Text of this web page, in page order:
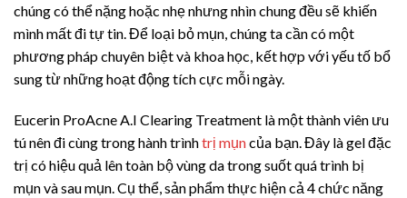
chúng có thể nặng hoặc nhẹ nhưng nhìn chung đều sẽ khiến
mình mất đi tự tin. Để loại bỏ mụn, chúng ta cần có một
phương pháp chuyên biệt và khoa học, kết hợp với yếu tố bổ
sung từ những hoạt động tích cực mỗi ngày.
Eucerin ProAcne A.I Clearing Treatment là một thành viên ưu
tú nên đi cùng trong hành trìnhtrị mụncủa bạn. Đây là gel đặc
trị có hiệu quả lên toàn bộ vùng da trong suốt quá trình bị
mụn và sau mụn. Cụ thể, sản phẩm thực hiện cả 4 chức năng